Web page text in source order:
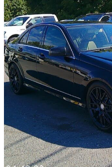
2013 Mercedes-Benz C-Class
C 300 Sedan 4MATIC157 000 km
8 950 $
157 $/mois env.
Lévis, QC